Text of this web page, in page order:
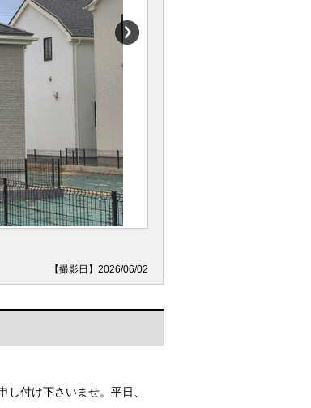
【撮影日】2026/06/02
付け下さいませ。平日、